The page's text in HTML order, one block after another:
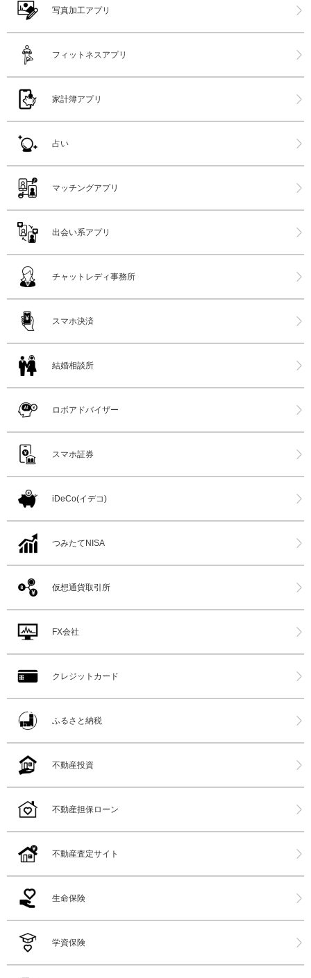
写真加工アプリ
フィットネスアプリ
家計簿アプリ
占い
マッチングアプリ
出会い系アプリ
チャットレディ事務所
スマホ決済
結婚相談所
ロボアドバイザー
スマホ証券
iDeCo(イデコ)
つみたてNISA
仮想通貨取引所
FX会社
クレジットカード
ふるさと納税
不動産投資
不動産担保ローン
不動産査定サイト
生命保険
学資保険